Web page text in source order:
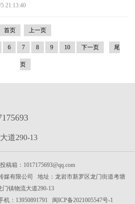
21:13:40
首页 上一页
6 7 8 9 10 下一页 尾
页
道290-13
稿箱：1017175693@qq.com
媒有限公司 地址：龙岩市新罗区龙门街道考塘
门镇物流大道290-13
：13950891791
闽ICP备2021005547号-1